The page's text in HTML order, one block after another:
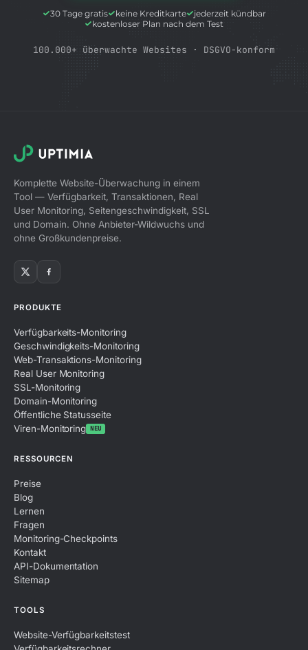
30 Tage gratis keine Kreditkarte
jederzeit kündbar
kostenloser Plan nach dem Test
100.000+ überwachte Websites · DSGVO-konform
Komplette Website-Überwachung in einem
Tool — Verfügbarkeit, Transaktionen, Real
User Monitoring, Seitengeschwindigkeit, SSL
und Domain. Ohne Anbieter-Wildwuchs und
ohne Großkundenpreise.
PRODUKTE
Verfügbarkeits-Monitoring
Geschwindigkeits-Monitoring
Web-Transaktions-Monitoring
Real User Monitoring
SSL-Monitoring
Domain-Monitoring
Öffentliche Statusseite
Viren-Monitoring NEU
RESSOURCEN
Preise
Blog
Lernen
Fragen
Monitoring-Checkpoints
Kontakt
API-Dokumentation
Sitemap
TOOLS
Website-Verfügbarkeitstest